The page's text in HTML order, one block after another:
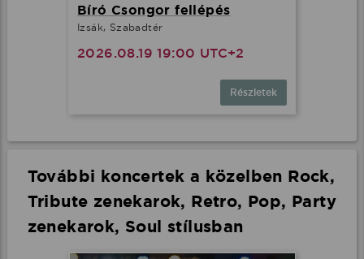
Bíró Csongor fellépés
Izsák, Szabadtér
2026.08.19 19:00 UTC+2
Részletek
További koncertek a közelben Rock,
Tribute zenekarok, Retro, Pop, Party
zenekarok, Soul stílusban